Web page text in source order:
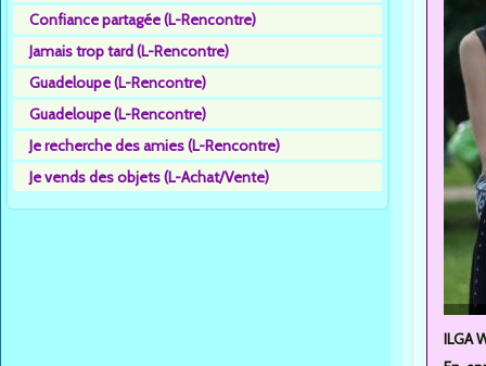
Confiance partagée (L-Rencontre)
Jamais trop tard (L-Rencontre)
Guadeloupe (L-Rencontre)
Guadeloupe (L-Rencontre)
Je recherche des amies (L-Rencontre)
Je vends des objets (L-Achat/Vente)
ILGA